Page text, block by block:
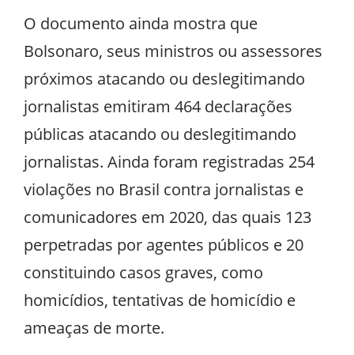
O documento ainda mostra que
Bolsonaro, seus ministros ou assessores
próximos atacando ou deslegitimando
jornalistas emitiram 464 declarações
públicas atacando ou deslegitimando
jornalistas. Ainda foram registradas 254
violações no Brasil contra jornalistas e
comunicadores em 2020, das quais 123
perpetradas por agentes públicos e 20
constituindo casos graves, como
homicídios, tentativas de homicídio e
ameaças de morte.